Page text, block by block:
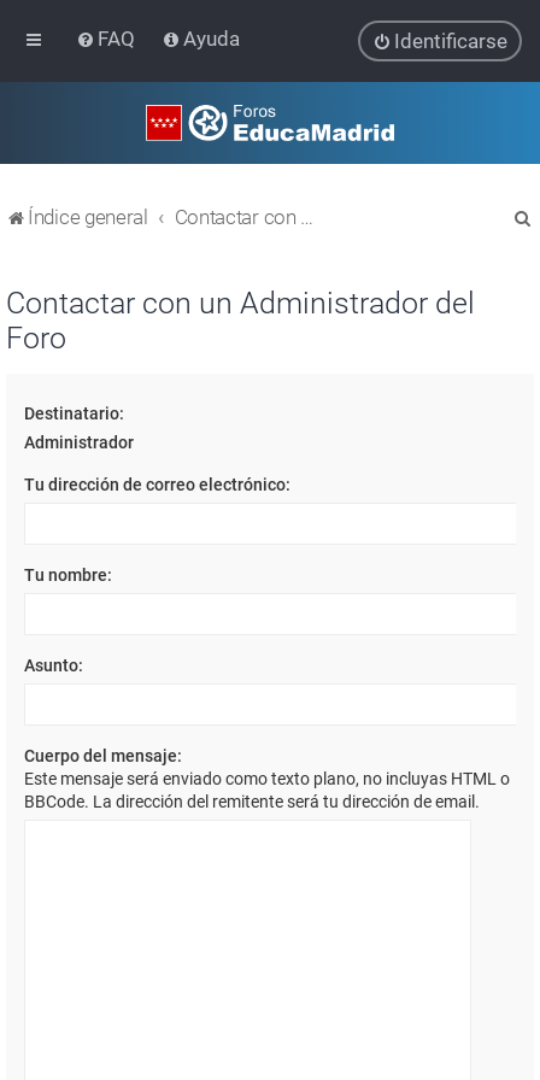
FAQ Ayuda Identificarse
Índice general Contactar con un Administrador del Foro
Contactar con un Administrador del
Foro
Destinatario:
Administrador
Tu dirección de correo electrónico:
Tu nombre:
Asunto:
Cuerpo del mensaje:
Este mensaje será enviado como texto plano, no incluyas HTML o
BBCode. La dirección del remitente será tu dirección de email.